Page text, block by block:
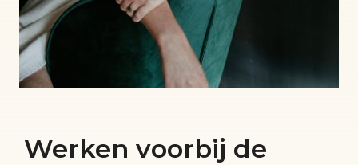
Werken voorbij de